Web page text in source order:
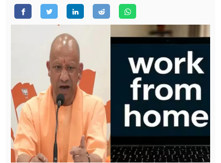
जीवन मंत्रा
ब्‍यूटी
जॉब्स
शिक्षा
अन्य खबरें